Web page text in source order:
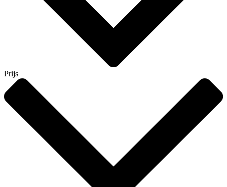
Prijs